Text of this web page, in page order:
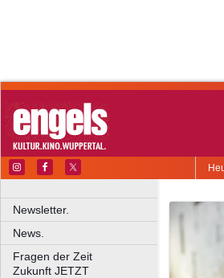
Newsletter.
News.
Fragen der Zeit
Zukunft JETZT